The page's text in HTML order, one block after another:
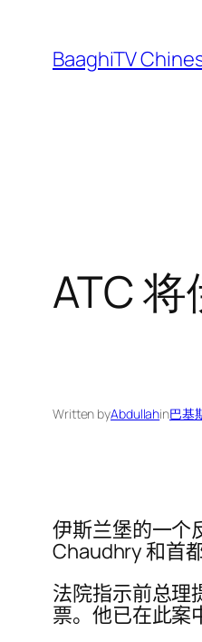
content
BaaghiTV
ATC
Written byAbdullahin巴基
伊斯兰堡的一个
Chaudhry 和首
法院指示前总理
票。他已在此案